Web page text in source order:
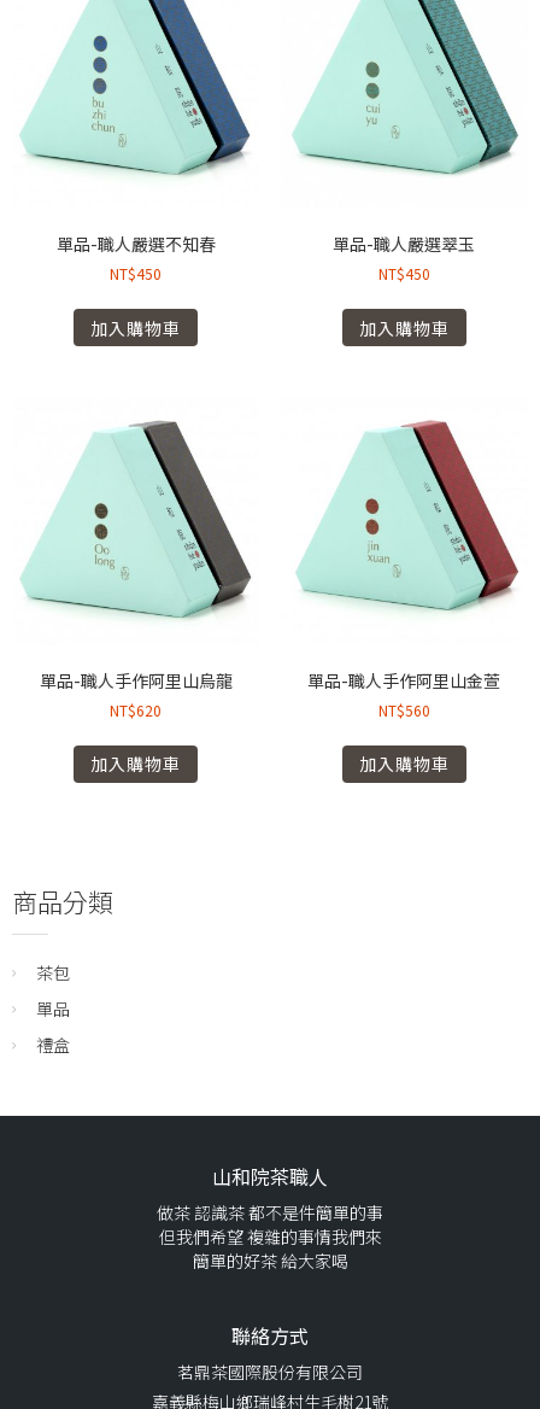
單品-職人嚴選不知春
NT$450
加入購物車
單品-職人嚴選翠玉
NT$450
加入購物車
單品-職人手作阿里山烏龍
NT$620
加入購物車
單品-職人手作阿里山金萱
NT$560
加入購物車
商品分類
茶包
單品
禮盒
山和院茶職人
做茶 認識茶 都不是件簡單的事
但我們希望 複雜的事情我們來
簡單的好茶 給大家喝
聯絡方式
茗鼎茶國際股份有限公司
嘉義縣梅山鄉瑞峰村生毛樹21號